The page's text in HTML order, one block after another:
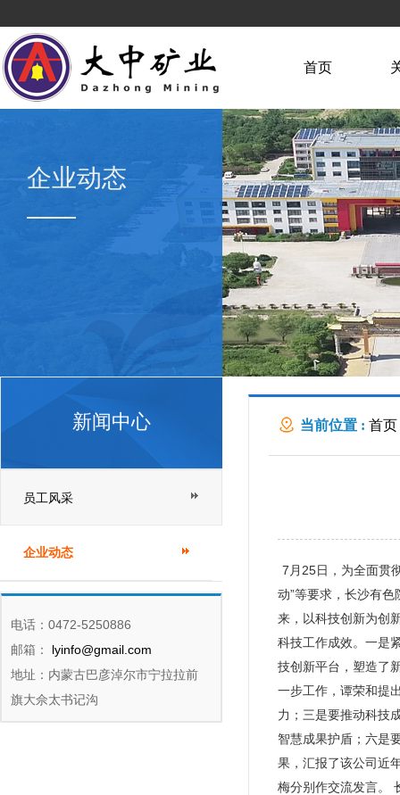
首页
企业动态
新闻中心
员工风采
企业动态
电话：0472-5250886
邮箱：
lyinfo@gmail.com
地址：内蒙古巴彦淖尔市宁拉拉前
旗大佘太书记沟
当前位置 : 首页
7月25日，为全面贯
动”等要求，长沙有
来，以科技创新为创
科技工作成效。一是
技创新平台，塑造了
一步工作，谭荣和提
力；三是要推动科技
智慧成果护盾；六是
果，汇报了该公司近
梅分别作交流发言。